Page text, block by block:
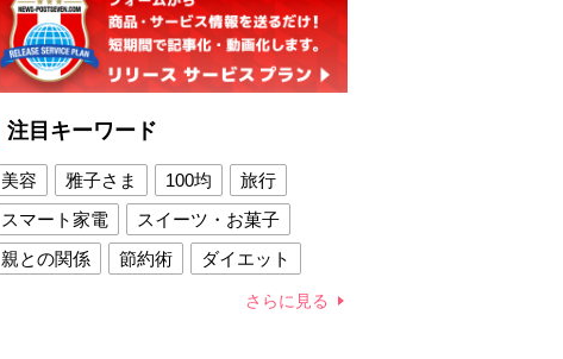
注目キーワード
美容 雅子さま 100均
旅行
スマート家電
スイーツ・お菓子
親との関係
節約術
ダイエット
さらに見る